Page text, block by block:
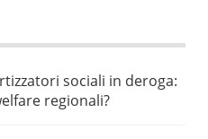
sociali in deroga:
regionali?